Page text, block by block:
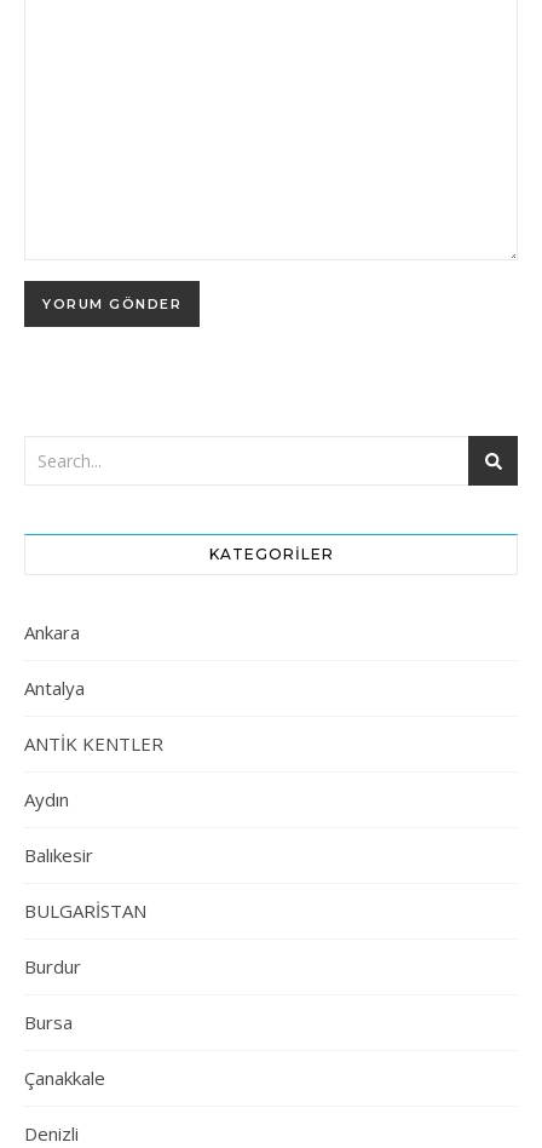
KATEGORILER
Ankara
Antalya
ANTİK KENTLER
Aydın
Balıkesir
BULGARİSTAN
Burdur
Bursa
Çanakkale
Denizli